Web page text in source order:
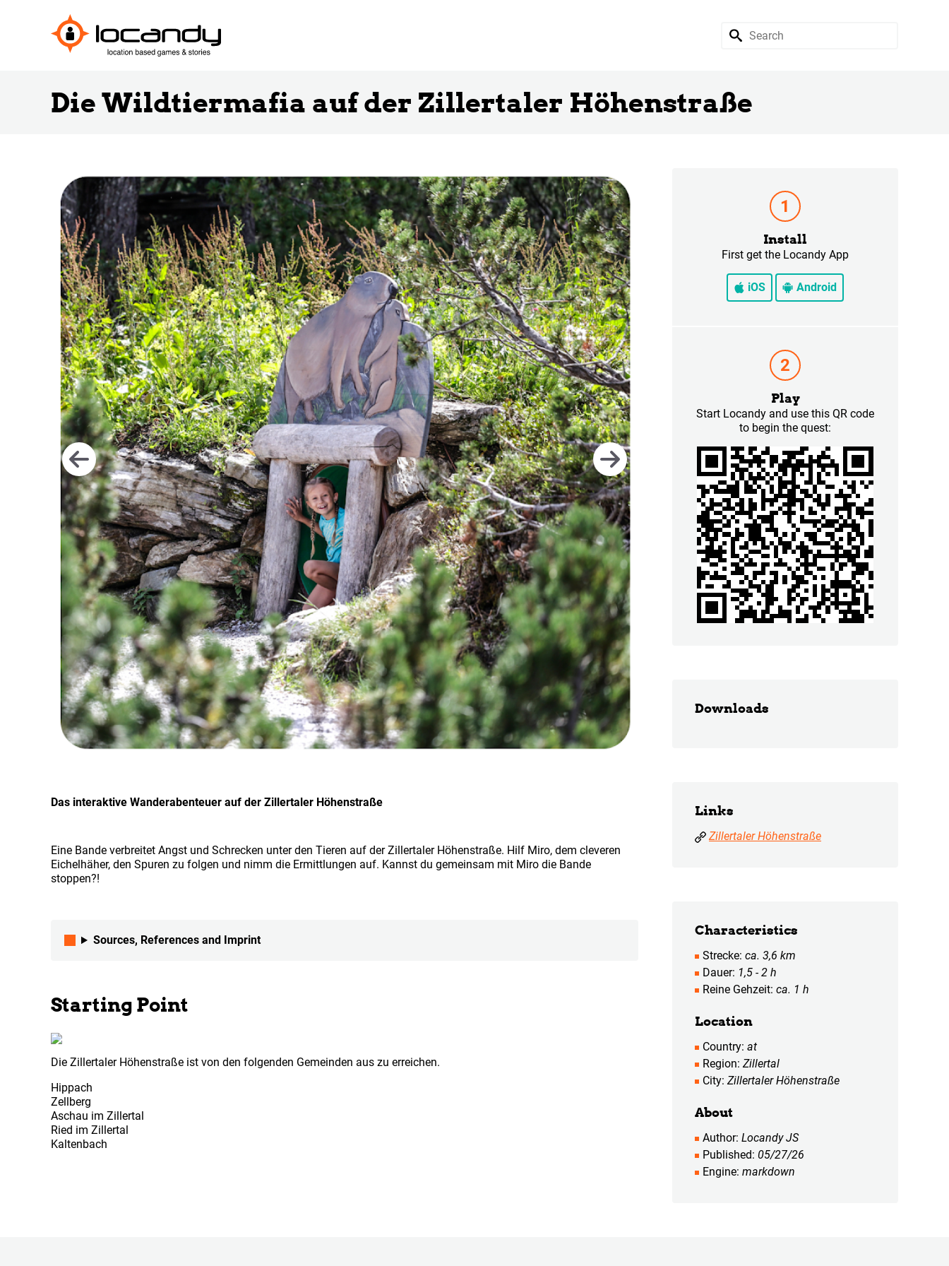
Die Wildtiermafia auf der Zillertaler Höhenstraße
Install
First get the Locandy App
iOS Android
Play
Start Locandy and use this QR code
to begin the quest:
Downloads
Links
Zillertaler Höhenstraße
Characteristics
Strecke ca. 3,6 km
Dauer 1,5 - 2 h
Reine Gehzeit ca. 1 h
Location
Country at
Region Zillertal
City Zillertaler Höhenstraße
About
Author Locandy JS
Published 05/27/26
Engine markdown
Go to image 1
Go to image 2
Go to image 3
Go to image 4
Go to image 5
Das interaktive Wanderabenteuer auf der Zillertaler Höhenstraße
Eine Bande verbreitet Angst und Schrecken unter den Tieren auf der Zillertaler Höhenstraße. Hilf Miro, dem cleveren
Eichelhäher, den Spuren zu folgen und nimm die Ermittlungen auf. Kannst du gemeinsam mit Miro die Bande
stoppen?!
Sources, References and Imprint
Starting Point
Die Zillertaler Höhenstraße ist von den folgenden Gemeinden aus zu erreichen.
Hippach
Zellberg
Aschau im Zillertal
Ried im Zillertal
Kaltenbach